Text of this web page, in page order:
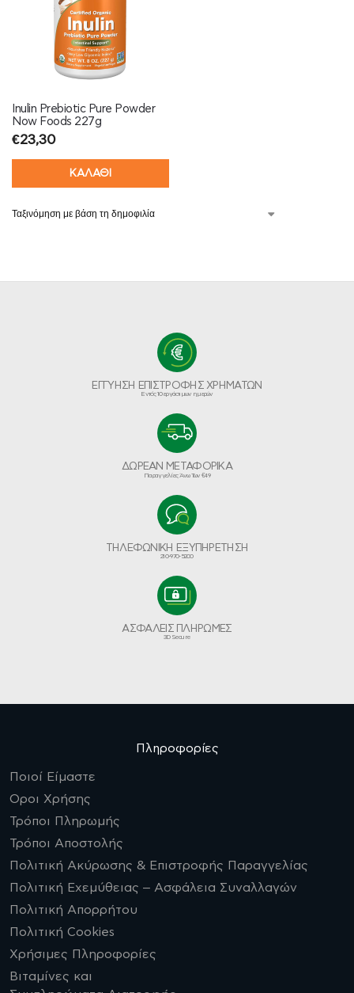
Inulin Prebiotic Pure Powder
Now Foods 227g
€23,30
ΚΑΛΑΘΙ
ΕΓΓΥΗΣΗ ΕΠΙΣΤΡΟΦΗΣ ΧΡΗΜΑΤΩΝ
Εντός 10 εργάσιμων ημερών
ΔΩΡΕΑΝ ΜΕΤΑΦΟΡΙΚΑ
Παραγγελίες Άνω Των €49
ΤΗΛΕΦΩΝΙΚΗ ΕΞΥΠΗΡΕΤΗΣΗ
210-970-5200
ΑΣΦΑΛΕΙΣ ΠΛΗΡΩΜΕΣ
3D Secure
Πληροφορίες
Ποιοί Είμαστε
Οροι Χρήσης
Τρόποι Πληρωμής
Τρόποι Αποστολής
Πολιτική Ακύρωσης & Επιστροφής Παραγγελίας
Πολιτική Εχεμύθειας – Ασφάλεια Συναλλαγών
Πολιτική Απορρήτου
Πολιτική Cookies
Χρήσιμες Πληροφορίες
Βιταμίνες και